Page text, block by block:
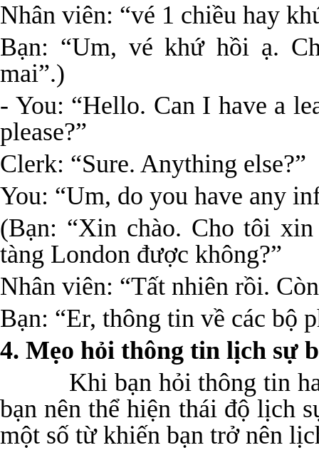
Nhân viên: “vé 1 chiều hay
Bạn: “Um, vé khứ hồi ạ.
mai”.)
- You: “Hello. Can I have a
please?”
Clerk: “Sure. Anything else?”
You: “Um, do you have any
(Bạn: “Xin chào. Cho tôi
tàng London được không?”
Nhân viên: “Tất nhiên rồi.
Bạn: “Er, thông tin về các bộ
4. Mẹo hỏi thông tin lịch sự
Khi bạn hỏi thông tin hay
bạn nên thể hiện thái độ lịch
một số từ khiến bạn trở nên